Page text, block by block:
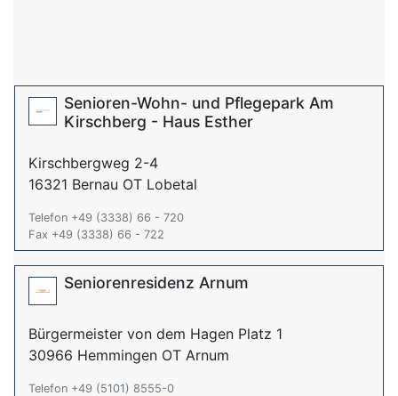
Senioren-Wohn- und Pflegepark Am
Kirschberg - Haus Esther
Kirschbergweg 2-4
16321 Bernau OT Lobetal
Telefon +49 (3338) 66 - 720
Fax +49 (3338) 66 - 722
Seniorenresidenz Arnum
Bürgermeister von dem Hagen Platz 1
30966 Hemmingen OT Arnum
Telefon +49 (5101) 8555-0